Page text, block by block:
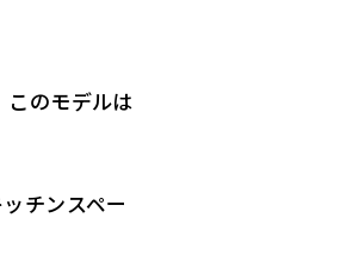
このモデルは
チンスペー